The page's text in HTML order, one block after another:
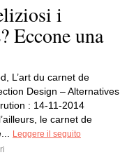
i
Eccone una
L’art du carnet de
Design –
: 14-11-2014
le carnet de
Leggere il seguito